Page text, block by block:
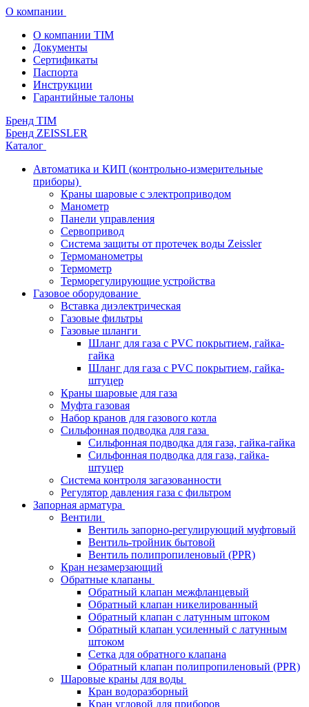
О компании
О компании TIM
Документы
Сертификаты
Паспорта
Инструкции
Гарантийные талоны
Бренд TIM
Бренд ZEISSLER
Каталог
Автоматика и КИП (контрольно-измерительные
приборы)
Краны шаровые с электроприводом
Манометр
Панели управления
Сервопривод
Система защиты от протечек воды Zeissler
Термоманометры
Термометр
Терморегулирующие устройства
Газовое оборудование
Вставка диэлектрическая
Газовые фильтры
Газовые шланги
Шланг для газа с PVC покрытием, гайка-
гайка
Шланг для газа с PVC покрытием, гайка-
штуцер
Краны шаровые для газа
Муфта газовая
Набор кранов для газового котла
Сильфонная подводка для газа
Сильфонная подводка для газа, гайка-гайка
Сильфонная подводка для газа, гайка-
штуцер
Система контроля загазованности
Регулятор давления газа с фильтром
Запорная арматура
Вентили
Вентиль запорно-регулирующий муфтовый
Вентиль-тройник бытовой
Вентиль полипропиленовый (PPR)
Кран незамерзающий
Обратные клапаны
Обратный клапан межфланцевый
Обратный клапан никелированный
Обратный клапан с латунным штоком
Обратный клапан усиленный с латунным
штоком
Сетка для обратного клапана
Обратный клапан полипропиленовый (PPR)
Шаровые краны для воды
Кран водоразборный
Кран угловой для приборов